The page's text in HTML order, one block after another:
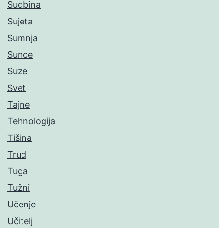
Sudbina
Sujeta
Sumnja
Sunce
Suze
Svet
Tajne
Tehnologija
Tišina
Trud
Tuga
Tužni
Učenje
Učitelj